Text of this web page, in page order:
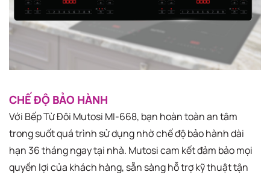
CHẾ ĐỘ BẢO HÀNH
Với Bếp Từ Đôi Mutosi MI-668, bạn hoàn toàn an tâm
trong suốt quá trình sử dụng nhờ chế độ bảo hành dài
hạn 36 tháng ngay tại nhà. Mutosi cam kết đảm bảo mọi
quyền lợi của khách hàng, sẵn sàng hỗ trợ kỹ thuật tận